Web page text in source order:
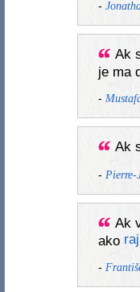
-
Ak
je ma
-
Ak
- Pierre-
Ak
ako raj
-